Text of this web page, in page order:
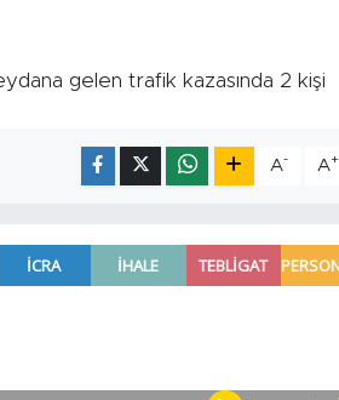
gelen trafik kazasında 2 kişi
A- A+